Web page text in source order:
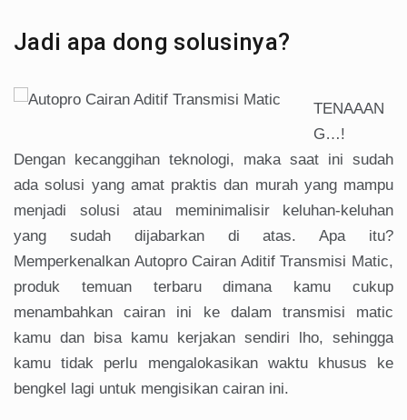
Jadi apa dong solusinya?
TENAAAN
G…!
Dengan kecanggihan teknologi, maka saat ini sudah
ada solusi yang amat praktis dan murah yang mampu
menjadi solusi atau meminimalisir keluhan-keluhan
yang sudah dijabarkan di atas. Apa itu?
Memperkenalkan Autopro Cairan Aditif Transmisi Matic,
produk temuan terbaru dimana kamu cukup
menambahkan cairan ini ke dalam transmisi matic
kamu dan bisa kamu kerjakan sendiri lho, sehingga
kamu tidak perlu mengalokasikan waktu khusus ke
bengkel lagi untuk mengisikan cairan ini.